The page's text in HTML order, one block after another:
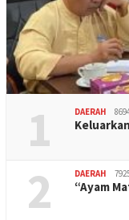
1 DAERAH
2 DAERAH
“Ayam